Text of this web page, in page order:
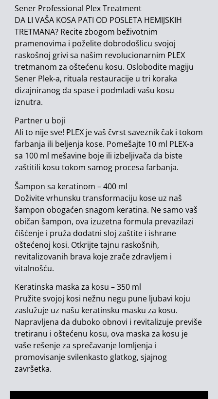
Sener Professional Plex Treatment
DA LI VAŠA KOSA PATI OD POSLETA HEMIJSKIH
TRETMANA? Recite zbogom beživotnim
pramenovima i poželite dobrodošlicu svojoj
raskošnoj grivi sa našim revolucionarnim PLEX
tretmanom za oštećenu kosu. Oslobodite magiju
Sener Plek-a, rituala restauracije u tri koraka
dizajniranog da spase i podmladi vašu kosu
iznutra.
Partner u boji
Ali to nije sve! PLEX je vaš čvrst saveznik čak i tokom
farbanja ili beljenja kose. Pomešajte 10 ml PLEX-a
sa 100 ml mešavine boje ili izbeljivača da biste
zaštitili kosu tokom samog procesa farbanja.
Šampon sa keratinom – 400 ml
Doživite vrhunsku transformaciju kose uz naš
šampon obogaćen snagom keratina. Ne samo vaš
običan šampon, ova izuzetna formula prevazilazi
čišćenje i pruža dodatni sloj zaštite i ishrane
oštećenoj kosi. Otkrijte tajnu raskošnih,
revitalizovanih brava koje zrače zdravljem i
vitalnošću.
Keratinska maska za kosu – 350 ml
Pružite svojoj kosi nežnu negu pune ljubavi koju
zaslužuje uz našu keratinsku masku za kosu.
Napravljena da duboko obnovi i revitalizuje previše
tretiranu i oštećenu kosu, ova maska za kosu je
vaše rešenje za sprečavanje lomljenja i
promovisanje svilenkasto glatkog, sjajnog
završetka.